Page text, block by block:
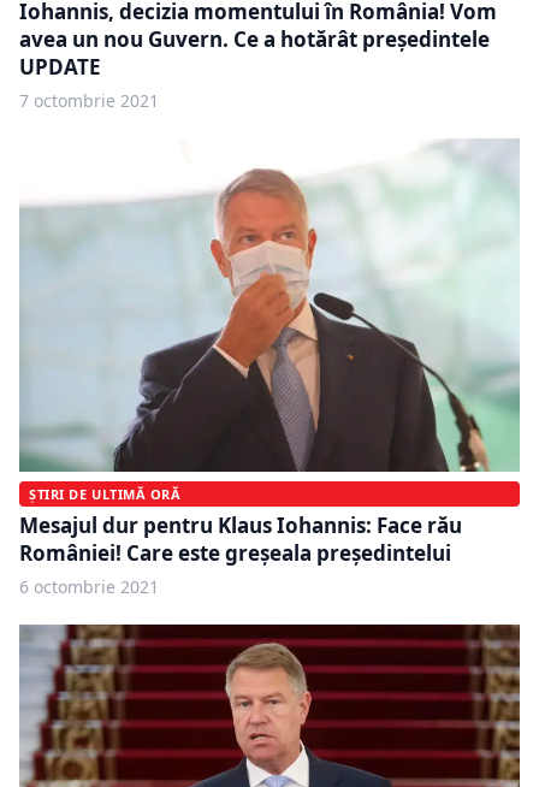
Iohannis, decizia momentului în România! Vom
avea un nou Guvern. Ce a hotărât preşedintele
UPDATE
7 octombrie 2021
ȘTIRI DE ULTIMĂ ORĂ
Mesajul dur pentru Klaus Iohannis: Face rău
României! Care este greşeala preşedintelui
6 octombrie 2021